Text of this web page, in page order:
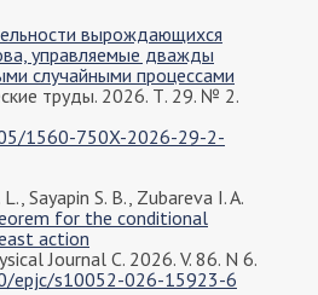
вырождающихся
управляемые дважды
случайными процессами
труды. 2026. Т. 29. № 2.
1560-750X-2026-29-2-
Sayapin S. B., Zubareva I. A.
for the conditional
action
Journal C. 2026. V. 86. N 6.
epjc/s10052-026-15923-6